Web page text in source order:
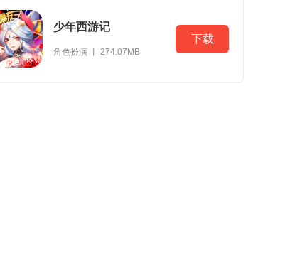
少年西游记
角色扮演 丨 274.07MB
下载